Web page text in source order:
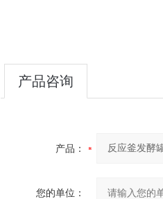
产品咨询
产品：
您的单位：